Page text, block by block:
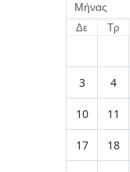
Μήνας
Δε Τρ
3 4
10 11
17 18